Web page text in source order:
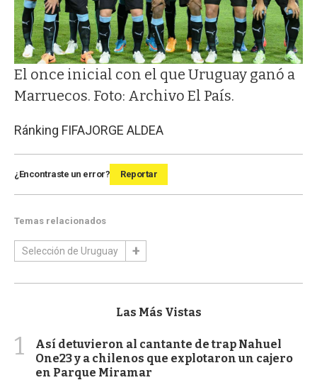
El once inicial con el que Uruguay ganó a
Marruecos. Foto: Archivo El País.
Ránking FIFAJORGE ALDEA
¿Encontraste un error? Reportar
Temas relacionados
Selección de Uruguay
Las Más Vistas
1
Así detuvieron al cantante de trap Nahuel
One23 y a chilenos que explotaron un cajero
en Parque Miramar